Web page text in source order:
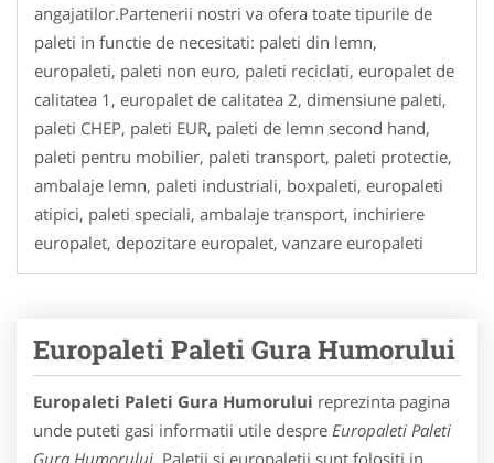
angajatilor.Partenerii nostri va ofera toate tipurile de
paleti in functie de necesitati: paleti din lemn,
europaleti, paleti non euro, paleti reciclati, europalet de
calitatea 1, europalet de calitatea 2, dimensiune paleti,
paleti CHEP, paleti EUR, paleti de lemn second hand,
paleti pentru mobilier, paleti transport, paleti protectie,
ambalaje lemn, paleti industriali, boxpaleti, europaleti
atipici, paleti speciali, ambalaje transport, inchiriere
europalet, depozitare europalet, vanzare europaleti
Europaleti Paleti Gura Humorului
Europaleti Paleti Gura Humorului reprezinta pagina
unde puteti gasi informatii utile despre Europaleti Paleti
Gura Humorului . Paletii si europaletii sunt folositi in